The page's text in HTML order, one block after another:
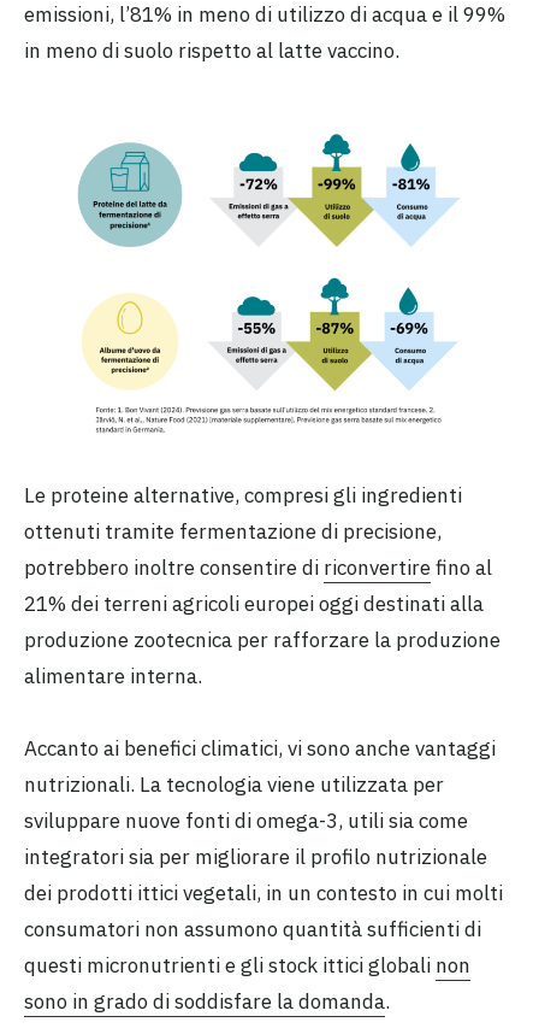
emissioni, l’81% in meno di utilizzo di acqua e il 99%
in meno di suolo rispetto al latte vaccino.
Le proteine alternative, compresi gli ingredienti
ottenuti tramite fermentazione di precisione,
potrebbero inoltre consentire di riconvertirefino al
21% dei terreni agricoli europei oggi destinati alla
produzione zootecnica per rafforzare la produzione
alimentare interna.
Accanto ai benefici climatici, vi sono anche vantaggi
nutrizionali. La tecnologia viene utilizzata per
sviluppare nuove fonti di omega-3, utili sia come
integratori sia per migliorare il profilo nutrizionale
dei prodotti ittici vegetali, in un contesto in cui molti
consumatori non assumono quantità sufficienti di
questi micronutrienti e gli stock ittici globali non
sono in grado di soddisfare la domanda.